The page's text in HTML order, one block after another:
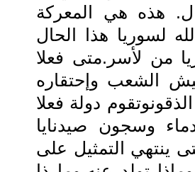
هذه هي المعركة
لسوريا هذا الحال
من لأسر.متى فعلا
الشعب وإحتقاره
دولة فعلا
وسجون صيدنايا
ينتهي التمثيل على